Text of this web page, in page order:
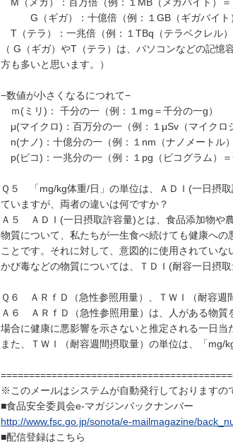
M（メガ）：百万倍（例：１MB（メガバイト）＝
G（ギガ）：十億倍（例：１GB（ギガバイト
T（テラ）：一兆倍（例：１TBq（テラベクレル）
（ G（ギガ）やT（テラ）は、パソコンなどの記
方も多いと思います。）
−数値が小さくなるにつれて−
ｍ(ミリ)： 千分の一（例：１mg＝千分の一g）
μ(マイクロ)：百万分の一（例：１μSv（マイクロ
n(ナノ)：十億分の一（例：１nm（ナノメートル
p(ピコ)：一兆分の一（例：１pg（ピコグラム）＝
Ｑ５ 「mg/kg体重/日」の単位は、ＡＤＩ(一日摂
ていますが、両者の違いは何ですか？
Ａ５ ＡＤＩ(一日摂取許容量)とは、食品添加物や
物質について、私たちが一生食べ続けても健康へ
ことです。それに対して、意図的に使用されてい
かび毒などの物質については、ＴＤＩ(耐容一日摂
Ｑ６ ＡＲｆＤ（急性参照用量）、ＴＷＩ（耐容週
Ａ６ ＡＲｆＤ（急性参照用量）は、人がある物質
場合に健康に悪影響を示さないと推定される一日当
また、ＴＷＩ（耐容週間摂取量）の単位は、「mg/
※このメールはシステムが自動発行しておりますの
■食品安全委員会e-マガジンバックナンバー
http://www.fsc.go.jp/sonota/e-mailmagazine/
■配信登録はこちら